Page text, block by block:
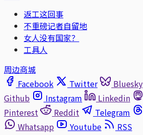
返工这回事
不重磅记者自留地
女人没有国家？
工具人
周边商城
Facebook
Twitter Bluesky
Github
Instagram Linkedin
Pinterest
Reddit Telegram
Whatsapp
Youtube
RSS